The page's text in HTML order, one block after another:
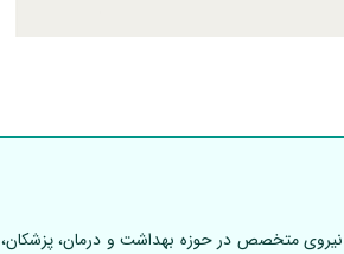
نیروی متخصص در حوزه بهداشت و درمان، پزشکان،